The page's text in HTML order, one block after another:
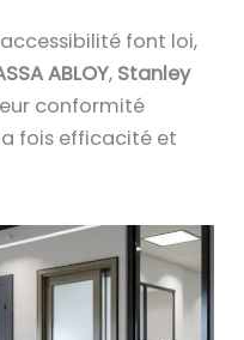
accessibilité font loi,
ABLOY, Stanley
conformité
fois efficacité et